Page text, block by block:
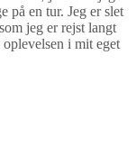
på en tur. Jeg er slet
jeg er rejst langt
i mit eget